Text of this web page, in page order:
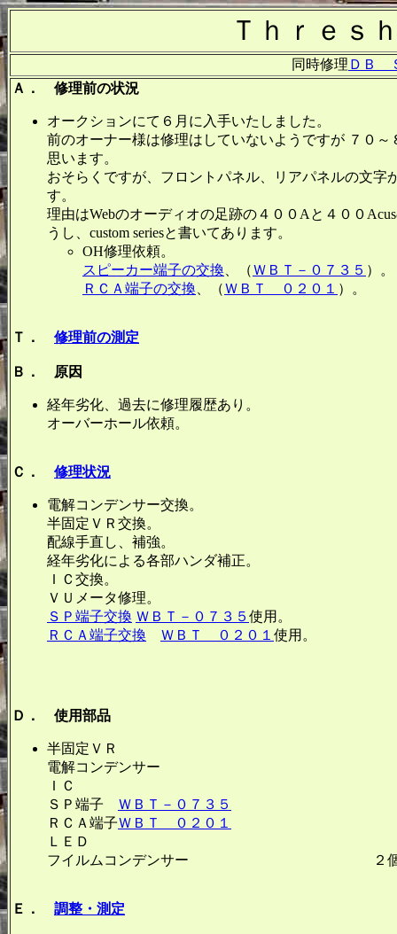
Ｔｈｒｅｓ
同時修理 ＤＢ
Ａ． 修理前の状況
オークションにて６月に入手いたしました。
前のオーナー様は修理はしていないようですが ７０
思います。
おそらくですが、フロントパネル、リアパネルの文
す。
理由はWebのオーディオの足跡の４００Aと４００
うし、custom seriesと書いてあります。
OH修理依頼。
スピーカー端子の交換 、（ＷＢＴ－０７３５ ）。
ＲＣＡ端子の交換 、（ＷＢＴ ０２０１ ）。
Ｔ． 修理前の測定
Ｂ． 原因
経年劣化、過去に修理履歴あり。
オーバーホール依頼。
Ｃ． 修理状況
電解コンデンサー交換。
半固定ＶＲ交換。
配線手直し、補強。
経年劣化による各部ハンダ補正。
ＩＣ交換。
ＶＵメータ修理。
ＳＰ端子交換 ＷＢＴ－０７３５ 使用。
ＲＣＡ端子交換
ＷＢＴ ０２０１ 使用。
Ｄ． 使用部品
半固定ＶＲ ２
電解コンデンサー ７
ＩＣ ８
ＳＰ端子 ＷＢＴ－０７３５
ＲＣＡ端子ＷＢＴ ０２０１
ＬＥＤ １
フイルムコンデンサー ２個
Ｅ． 調整・測定